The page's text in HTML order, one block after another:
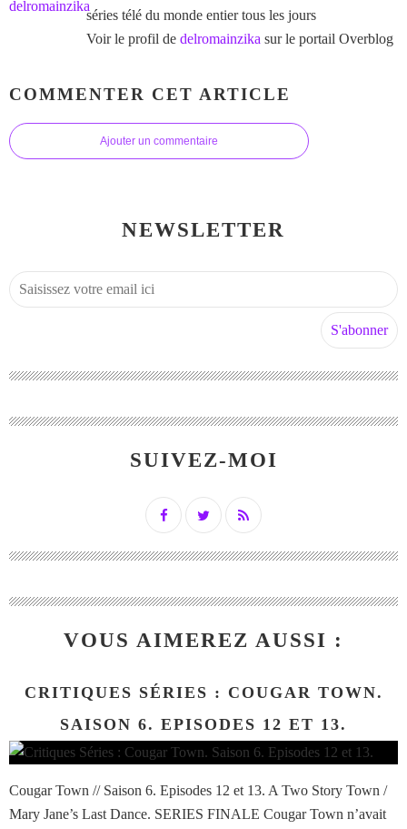
séries télé du monde entier tous les jours
Voir le profil de delromainzika sur le portail Overblog
COMMENTER CET ARTICLE
Ajouter un commentaire
NEWSLETTER
SUIVEZ-MOI
VOUS AIMEREZ AUSSI :
CRITIQUES SÉRIES : COUGAR TOWN.
SAISON 6. EPISODES 12 ET 13.
Cougar Town // Saison 6. Episodes 12 et 13. A Two Story Town /
Mary Jane’s Last Dance. SERIES FINALE Cougar Town n’avait